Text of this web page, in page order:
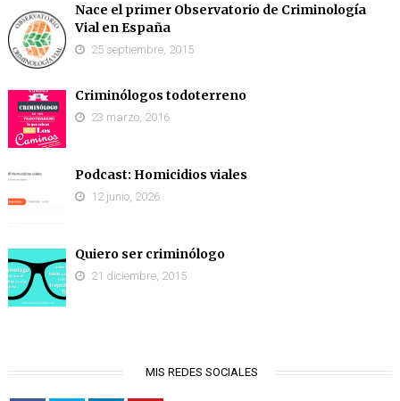
Nace el primer Observatorio de Criminología
Vial en España
25 septiembre, 2015
Criminólogos todoterreno
23 marzo, 2016
Podcast: Homicidios viales
12 junio, 2026
Quiero ser criminólogo
21 diciembre, 2015
MIS REDES SOCIALES